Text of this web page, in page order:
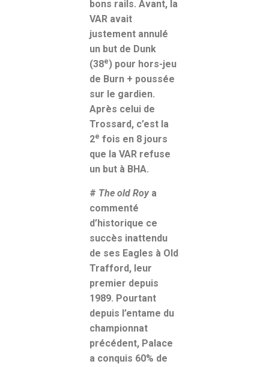
bons rails. Avant, la
VAR avait
justement annulé
un but de Dunk
(38e) pour hors-jeu
de Burn + poussée
sur le gardien.
Après celui de
Trossard, c’est la
2e fois en 8 jours
que la VAR refuse
un but à BHA.
# The old Roya
commenté
d’historique ce
succès inattendu
de ses Eagles à Old
Trafford, leur
premier depuis
1989. Pourtant
depuis l’entame du
championnat
précédent, Palace
a conquis 60% de